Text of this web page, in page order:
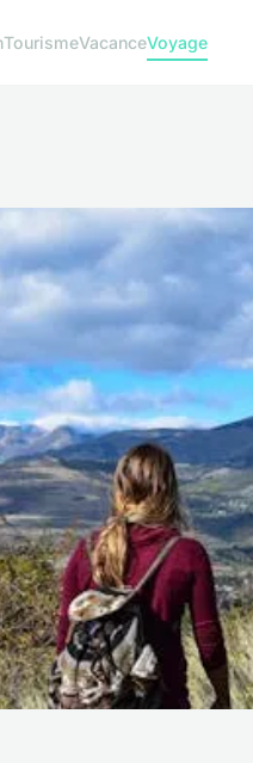
TourismeVacanceVoyage